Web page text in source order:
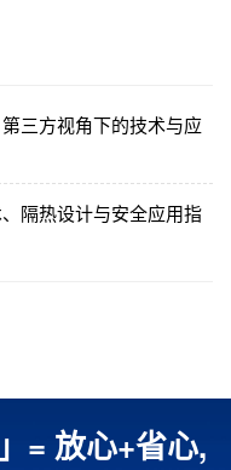
三方视角下的技术与应
隔热设计与安全应用指
= 放心+省心,